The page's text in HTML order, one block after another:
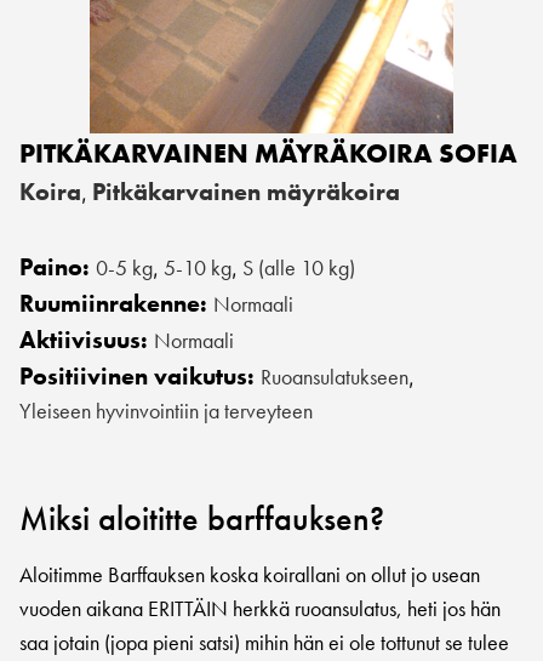
PITKÄKARVAINEN MÄYRÄKOIRA SOFIA
Koira, Pitkäkarvainen mäyräkoira
Paino: 0-5 kg, 5-10 kg, S (alle 10 kg)
Ruumiinrakenne: Normaali
Aktiivisuus: Normaali
Positiivinen vaikutus: Ruoansulatukseen,
Yleiseen hyvinvointiin ja terveyteen
Miksi aloititte barffauksen?
Aloitimme Barffauksen koska koirallani on ollut jo usean
vuoden aikana ERITTÄIN herkkä ruoansulatus, heti jos hän
saa jotain (jopa pieni satsi) mihin hän ei ole tottunut se tulee